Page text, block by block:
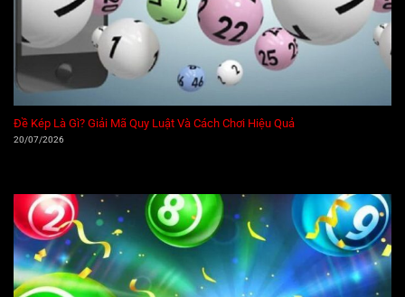
Đề Kép Là Gì? Giải Mã Quy Luật Và Cách Chơi Hiệu Quả
20/07/2026